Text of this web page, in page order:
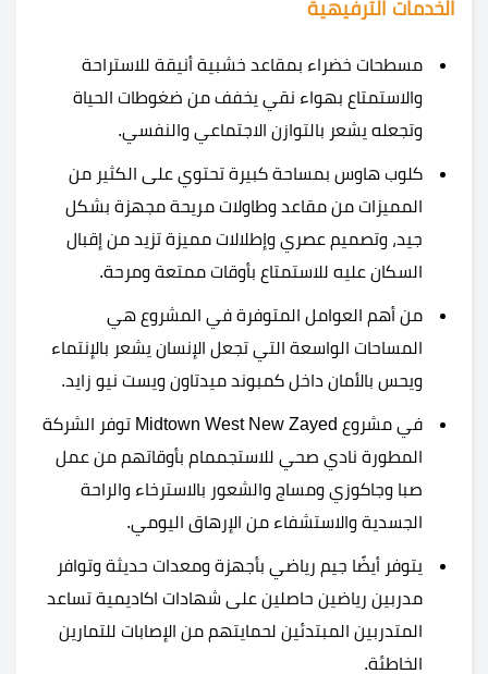
الخدمات الترفيهية
مسطحات خضراء بمقاعد خشبية أنيقة للاستراحة
والاستمتاع بهواء نقي يخفف من ضغوطات الحياة
وتجعله يشعر بالتوازن الاجتماعي والنفسي.
كلوب هاوس بمساحة كبيرة تحتوي على الكثير من
المميزات من مقاعد وطاولات مريحة مجهزة بشكل
جيد، وتصميم عصري وإطلالات مميزة تزيد من إقبال
السكان عليه للاستمتاع بأوقات ممتعة ومرحة.
من أهم العوامل المتوفرة في المشروع هي
المساحات الواسعة التي تجعل الإنسان يشعر بالإنتماء
ويحس بالأمان داخل كمبوند ميدتاون ويست نيو زايد.
في مشروع Midtown West New Zayed توفر الشركة
المطورة نادي صحي للاستجممام بأوقاتهم من عمل
صبا وجاكوزي ومساج والشعور بالاسترخاء والراحة
الجسدية والاستشفاء من الإرهاق اليومي.
يتوفر أيضًا جيم رياضي بأجهزة ومعدات حديثة وتوافر
مدربين رياضين حاصلين على شهادات اكاديمية تساعد
المتدربين المبتدئين لحمايتهم من الإصابات للتمارين
الخاطئة.